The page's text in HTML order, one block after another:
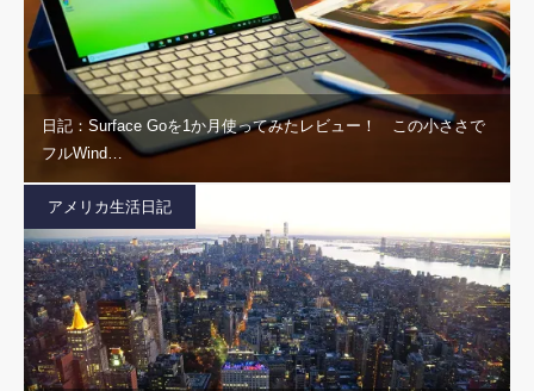
日記：Surface Goを1か月使ってみたレビュー！ この小ささで
フルWind…
アメリカ生活日記